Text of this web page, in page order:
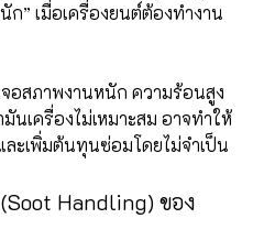
” เมื่อเครื่องยนต์ต้องทำงาน
อสภาพงานหนัก ความร้อนสูง
นเครื่องไม่เหมาะสม อาจทำให้
ะเพิ่มต้นทุนซ่อมโดยไม่จำเป็น
Handling) ของ